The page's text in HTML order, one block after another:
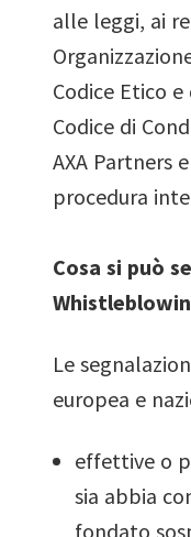
alle leggi, ai
Codice Etico
Codice di
AXA Partners
procedura
Cosa si può
Le
europea e
effettive o
sia abbia
fondato